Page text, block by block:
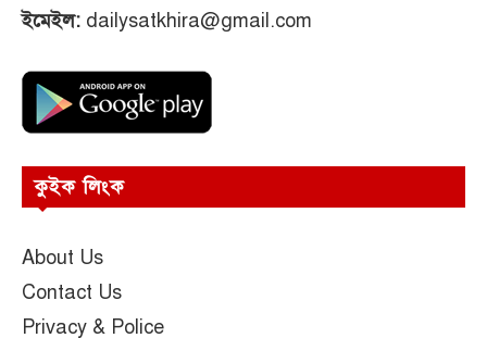
ইমেইল: dailysatkhira@gmail.com
কুইক লিংক
About Us
Contact Us
Privacy & Police